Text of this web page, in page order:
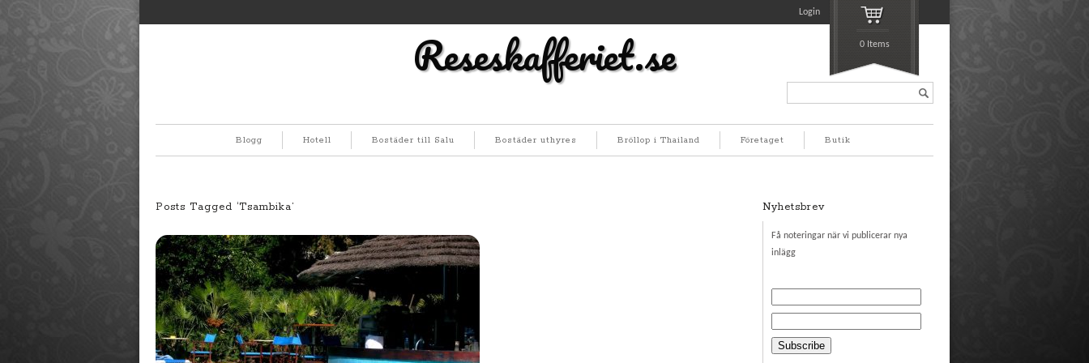
Login
0 Items
Reseskafferiet.se
Blogg Hotell Bostäder till Salu Bostäder uthyres Bröllop i Thailand Företaget Butik
Posts Tagged ‘Tsambika’ Nyhetsbrev
Få noteringar när vi publicerar nya
inlägg